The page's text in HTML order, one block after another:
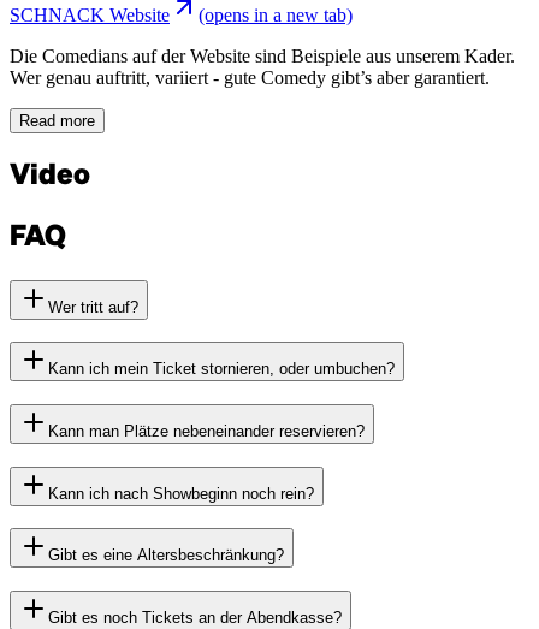
SCHNACK Website
(opens in a new tab)
Die Comedians auf der Website sind Beispiele aus unserem Kader.
Wer genau auftritt, variiert - gute Comedy gibt’s aber garantiert.
Read more
Video
FAQ
Wer tritt auf?
Kann ich mein Ticket stornieren, oder umbuchen?
Kann man Plätze nebeneinander reservieren?
Kann ich nach Showbeginn noch rein?
Gibt es eine Altersbeschränkung?
Gibt es noch Tickets an der Abendkasse?